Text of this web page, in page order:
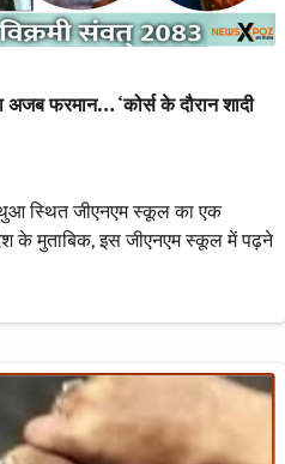
फरमान… ‘कोर्स के दौरान शादी
स्थित जीएनएम स्कूल का एक
के मुताबिक, इस जीएनएम स्कूल में पढ़ने